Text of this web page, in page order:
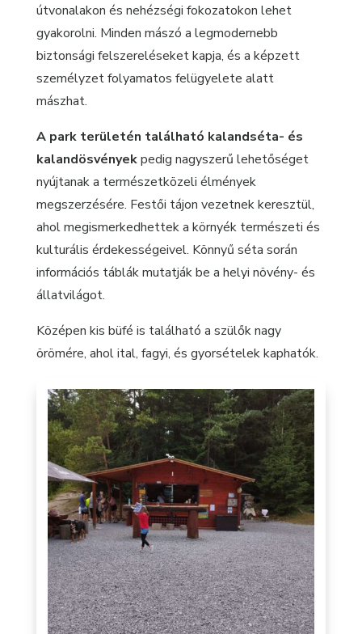
útvonalakon és nehézségi fokozatokon lehet
gyakorolni. Minden mászó a legmodernebb
biztonsági felszereléseket kapja, és a képzett
személyzet folyamatos felügyelete alatt
mászhat.
A park területén található kalandséta- és
kalandösvényekpedig nagyszerű lehetőséget
nyújtanak a természetközeli élmények
megszerzésére. Festői tájon vezetnek keresztül,
ahol megismerkedhettek a környék természeti és
kulturális érdekességeivel. Könnyű séta során
információs táblák mutatják be a helyi növény- és
állatvilágot.
Középen kis büfé is található a szülők nagy
örömére, ahol ital, fagyi, és gyorsételek kaphatók.